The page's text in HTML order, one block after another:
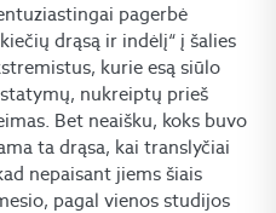
pagerbė
drąsą ir indėlį“ į šalies
kurie esą siūlo
nukreiptų prieš
Bet neaišku, koks buvo
ta drąsa, kai translyčiai
nepaisant jiems šiais
pagal vienos studijos